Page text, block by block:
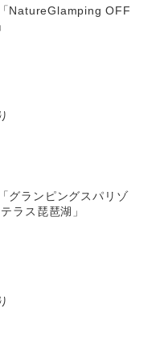
NatureGlamping OFF
グランピングスパリゾ
ラス琵琶湖」